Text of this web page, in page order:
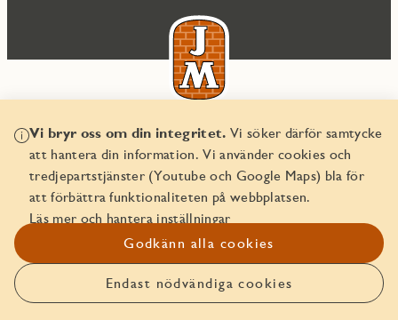
Anmäl intresse
Vi bryr oss om din integritet. Vi söker därför samtycke
att hantera din information. Vi använder cookies och
tredjepartstjänster (Youtube och Google Maps) bla för
att förbättra funktionaliteten på webbplatsen.
Läs mer och hantera inställningar
Godkänn alla cookies
Endast nödvändiga cookies
© JM AB 2026
Organisationsnummer 556045-2103